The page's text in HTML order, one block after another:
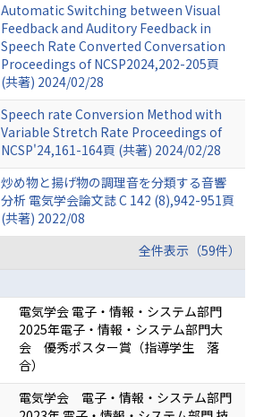
Automatic Switching between Visual
Feedback and Auditory Feedback in
Speech Rate Converted Conversation
Proceedings of NCSP2024,202-205頁
(共著) 2024/02/28
Speech rate Conversion Method with
Variable Stretch Rate Proceedings of
NCSP'24,161-164頁 (共著) 2024/02/28
炒め物と揚げ物の調理音を分類する音響
分析 電気学会論文誌 C 142 (8),942-951頁
(共著) 2022/08
全件表示（59件）
電気学会 電子・情報・システム部門
2025年電子・情報・システム部門大
会 優秀ポスター賞（指導学生 落
合）
電気学会 電子・情報・システム部門